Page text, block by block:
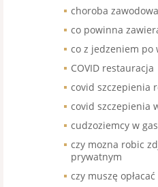
choroba
co powinna
co z jedzeniem po
COVID restauracja
covid szczepienia
covid szczepienia
cudzoziemcy w
czy mozna robic
prywatnym
czy muszę opłacać